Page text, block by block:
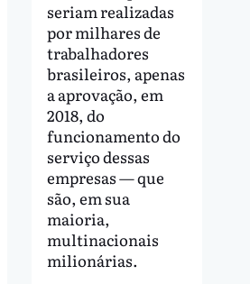
seriam realizadas
por milhares de
trabalhadores
brasileiros, apenas
a aprovação, em
2018, do
funcionamento do
serviço dessas
empresas — que
são, em sua
maioria,
multinacionais
milionárias.